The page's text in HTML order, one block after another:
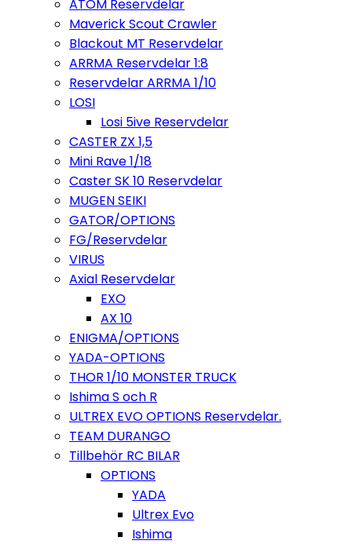
ATOM Reservdelar
Maverick Scout Crawler
Blackout MT Reservdelar
ARRMA Reservdelar 1:8
Reservdelar ARRMA 1/10
LOSI
Losi 5ive Reservdelar
CASTER ZX 1,5
Mini Rave 1/18
Caster SK 10 Reservdelar
MUGEN SEIKI
GATOR/OPTIONS
FG/Reservdelar
VIRUS
Axial Reservdelar
EXO
AX 10
ENIGMA/OPTIONS
YADA-OPTIONS
THOR 1/10 MONSTER TRUCK
Ishima S och R
ULTREX EVO OPTIONS Reservdelar.
TEAM DURANGO
Tillbehör RC BILAR
OPTIONS
YADA
Ultrex Evo
Ishima